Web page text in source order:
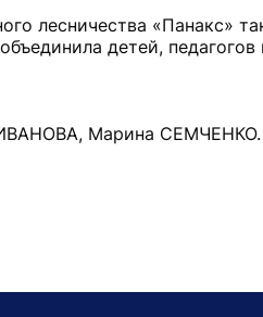
лесничества «Панакс»
детей, педагогов
Марина СЕМЧЕНКО.